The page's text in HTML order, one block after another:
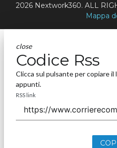
2026 Nextwork360. ALL
Mappa
close
Codice Rss
Clicca sul pulsante per copiare il
appunti.
RSS link